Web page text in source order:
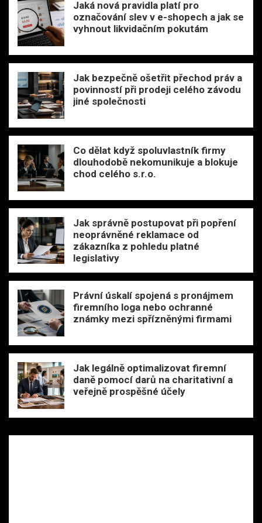
Jaká nová pravidla platí pro
označování slev v e-shopech a jak se
vyhnout likvidačním pokutám
Jak bezpečně ošetřit přechod práv a
povinností při prodeji celého závodu
jiné společnosti
Co dělat když spoluvlastník firmy
dlouhodobě nekomunikuje a blokuje
chod celého s.r.o.
Jak správně postupovat při popření
neoprávněné reklamace od
zákazníka z pohledu platné
legislativy
Právní úskalí spojená s pronájmem
firemního loga nebo ochranné
známky mezi spřízněnými firmami
Jak legálně optimalizovat firemní
daně pomocí darů na charitativní a
veřejně prospěšné účely